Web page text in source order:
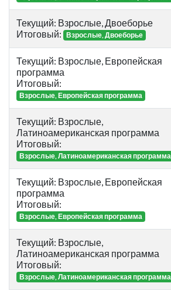
Текущий: Взрослые, Двоеборье
Итоговый: Взрослые, Двоеборье
Текущий: Взрослые, Европейская
программа
Итоговый:
Взрослые, Европейская программа
Текущий: Взрослые,
Латиноамериканская программа
Итоговый:
Взрослые, Латиноамериканская программа
Текущий: Взрослые, Европейская
программа
Итоговый:
Взрослые, Европейская программа
Текущий: Взрослые,
Латиноамериканская программа
Итоговый:
Взрослые, Латиноамериканская программа